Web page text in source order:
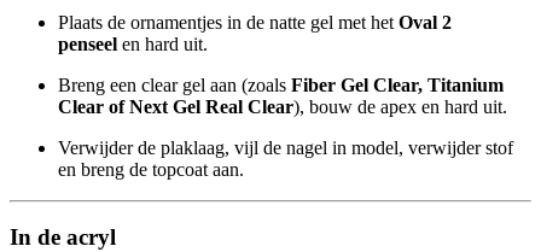
Plaats de ornamentjes in de natte gel met het Oval 2
penseel en hard uit.
Breng een clear gel aan (zoals Fiber Gel Clear, Titanium
Clear of Next Gel Real Clear), bouw de apex en hard uit.
Verwijder de plaklaag, vijl de nagel in model, verwijder stof
en breng de topcoat aan.
In de acryl